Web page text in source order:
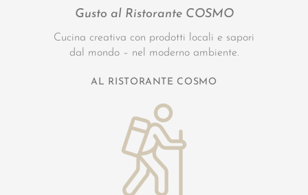
Gusto al Ristorante COSMO
Cucina creativa con prodotti locali e sapori
dal mondo – nel moderno ambiente.
AL RISTORANTE COSMO